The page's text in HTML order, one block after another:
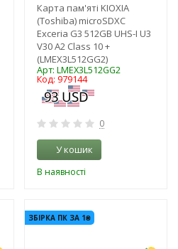
Карта пам'яті KIOXIA
(Toshiba) microSDXC
Exceria G3 512GB UHS-I U3
V30 A2 Class 10 +
(LMEX3L512GG2)
Арт: LMEX3L512GG2
Код: 979144
0
У кошик
В наявності
ЗБІРКА ПК ЗА 1₴